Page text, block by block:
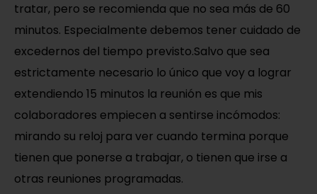
tratar, pero se recomienda que no sea más de 60
minutos. Especialmente debemos tener cuidado de
excedernos del tiempo previsto.Salvo que sea
estrictamente necesario lo único que voy a lograr
extendiendo 15 minutos la reunión es que mis
colaboradores empiecen a sentirse incómodos:
mirando su reloj para ver cuando termina porque
tienen que ponerse a trabajar, o tienen que irse a
otras reuniones programadas.